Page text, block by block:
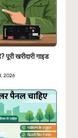
खरीदारी गाइड
2026